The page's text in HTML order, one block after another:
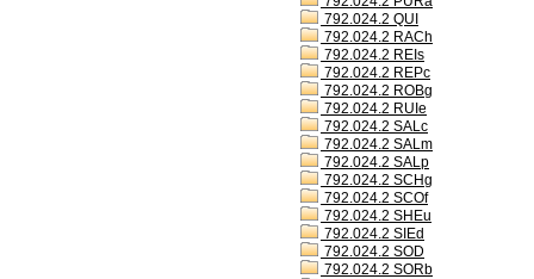
792.024.2 QUI
792.024.2 RACh
792.024.2 REIs
792.024.2 REPc
792.024.2 ROBg
792.024.2 RUIe
792.024.2 SALc
792.024.2 SALm
792.024.2 SALp
792.024.2 SCHg
792.024.2 SCOf
792.024.2 SHEu
792.024.2 SIEd
792.024.2 SOD
792.024.2 SORb